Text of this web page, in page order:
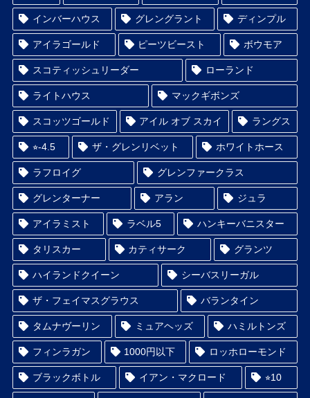
インバーハウス グレングラント ディンプル
アイラゴールド ピーツビースト ボウモア
スコティッシュリーダー ローランド
ライトハウス マックギボンズ
スコッツゴールド アイル オブ スカイ ラングス
⭐︎-4.5 ザ・グレンリベット ホワイトホース
ラフロイグ グレンファークラス
グレンターナー アラン ジュラ
アイラミスト ラベル5 ハンキーバニスター
タリスカー カティサーク グランツ
ハイランドクイーン シーバスリーガル
ザ・フェイマスグラウス バランタイン
タムナヴーリン ミュアヘッズ ハミルトンズ
フィンラガン 1000円以下 ロッホローモンド
ブラックボトル イアン・マクロード ⭐︎10